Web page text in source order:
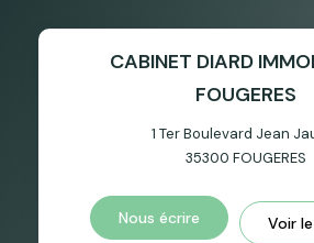
CABINET DIARD
FOUGERES
1 Ter Boulevard Jean
35300 FOUGERES
Nous écrire Voir